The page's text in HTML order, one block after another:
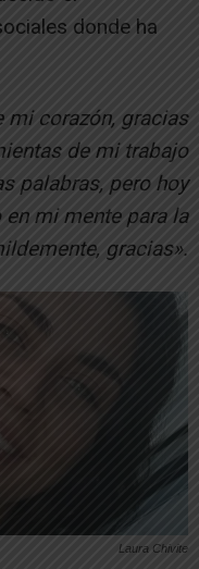
donde ha
mi corazón, gracias
de mi trabajo
palabras, pero hoy
mi mente para la
gracias».
Laura Chivite